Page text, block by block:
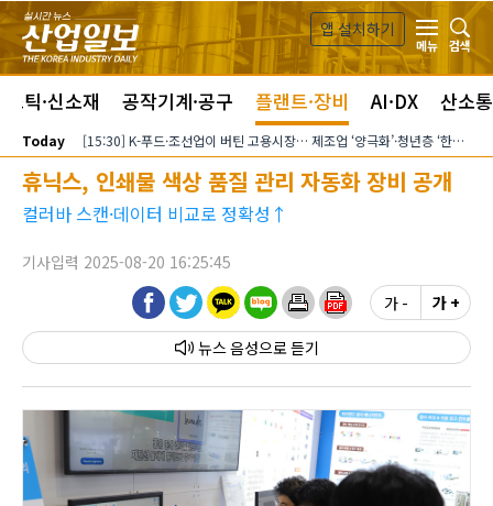
본문 바로가기
앱 설치하기
메뉴
검색
틱·신소재 공작기계·공구 플랜트·장비 AI·DX 산소통
Today [15:30] K-푸드·조선업이 버틴 고용시장… 제조업 ‘양극화’·청년층 ‘한파’ 지속
휴닉스, 인쇄물 색상 품질 관리 자동화 장비 공개
컬러바 스캔·데이터 비교로 정확성↑
기사입력 2025-08-20 16:25:45
뉴스 음성
가 - 가 +